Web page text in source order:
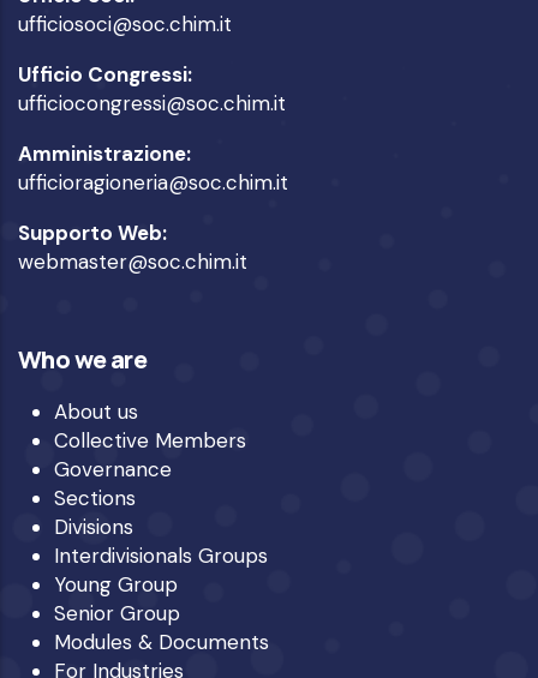
ufficiosoci@soc.chim.it
Ufficio Congressi:
ufficiocongressi@soc.chim.it
Amministrazione:
ufficioragioneria@soc.chim.it
Supporto Web:
webmaster@soc.chim.it
Who we are
About us
Collective Members
Governance
Sections
Divisions
Interdivisionals Groups
Young Group
Senior Group
Modules & Documents
For Industries